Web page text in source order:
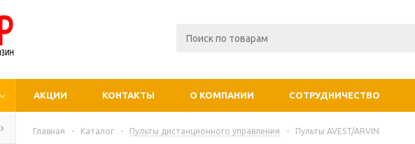
АКЦИИ КОНТАКТЫ О КОМПАНИИ СОТРУДНИЧЕСТВО
Главная - Каталог - Пульты дистанционного управления - Пульты AVEST/ARVIN